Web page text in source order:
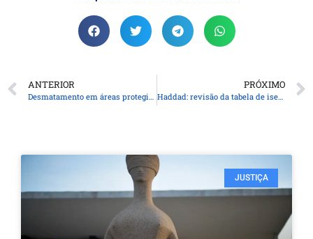
ANTERIOR
Desmatamento em áreas protegidas da Amazônia cai 73% em 2023
PRÓXIMO
Haddad: revisão da tabela de isenção do IR deve sair até o fim do mês
JUSTIÇA